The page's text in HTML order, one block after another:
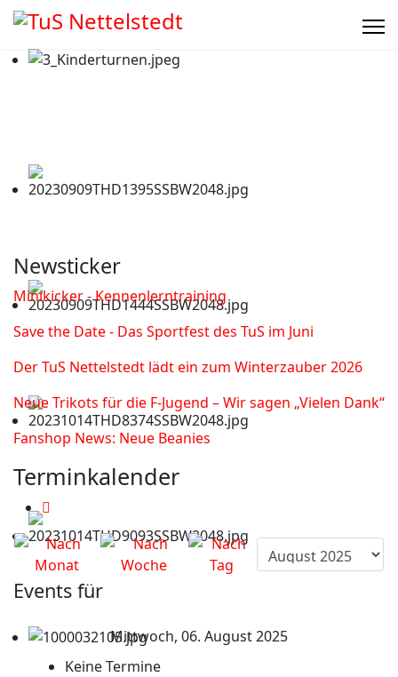
Newsticker
Minikicker - Kennenlerntraining
Save the Date - Das Sportfest des TuS im Juni
Der TuS Nettelstedt lädt ein zum Winterzauber 2026
Neue Trikots für die F-Jugend – Wir sagen „Vielen Dank“
Fanshop News: Neue Beanies
Terminkalender
Events für
Mittwoch, 06. August 2025
Keine Termine